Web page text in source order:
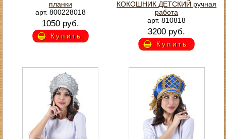
планки
арт. 800228018
1050 руб.
Купить
КОКОШНИК ДЕТСКИЙ ручная
работа
арт. 810818
3200 руб.
Купить